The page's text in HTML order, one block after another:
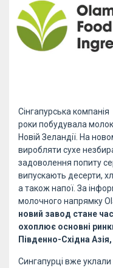
Сінгапурська компанія
роки побудувала
Новій Зеландії. На
виробляти сухе
задоволення попиту
випускають десерти,
а також напої. За
молочного напрямку
новий завод стане
охоплює основні
Південно-Східна
Сингапурці вже